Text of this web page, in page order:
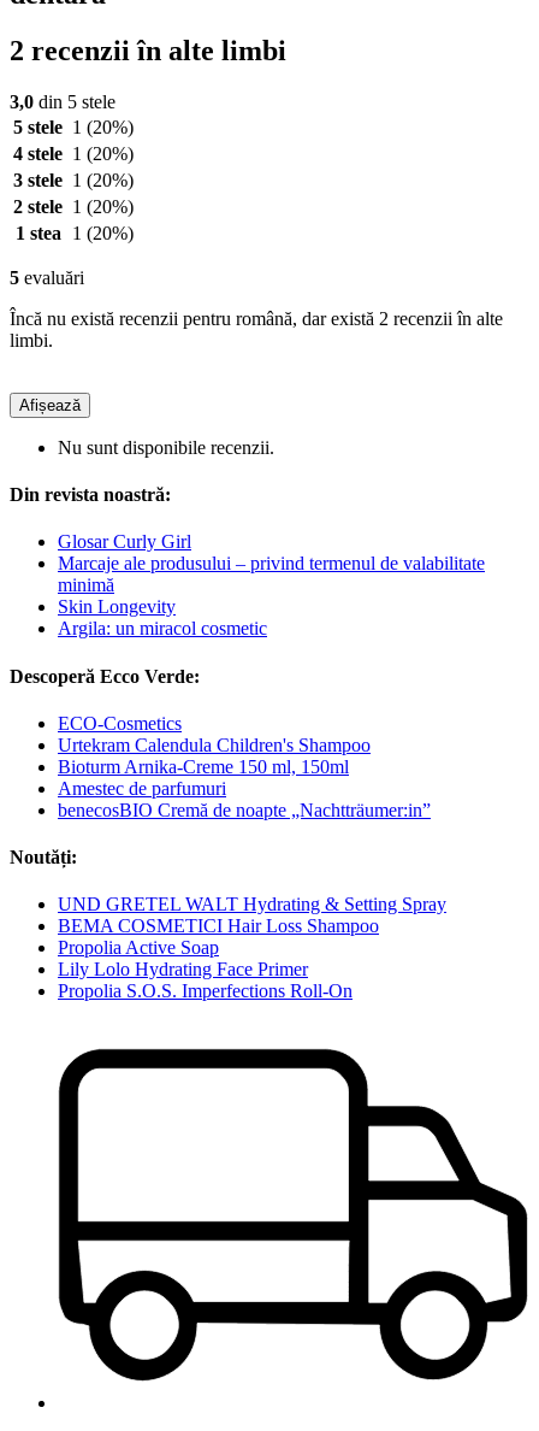
2 recenzii în alte limbi
3,0 din 5 stele
5 stele 1 (20%)
4 stele 1 (20%)
3 stele 1 (20%)
2 stele 1 (20%)
1 stea
1 (20%)
5 evaluări
Încă nu există recenzii pentru română, dar există 2 recenzii în alte
limbi.
Afișează
Nu sunt disponibile recenzii.
Din revista noastră:
Glosar Curly Girl
Marcaje ale produsului – privind termenul de valabilitate
minimă
Skin Longevity
Argila: un miracol cosmetic
Descoperă Ecco Verde:
ECO-Cosmetics
Urtekram Calendula Children's Shampoo
Bioturm Arnika-Creme 150 ml, 150ml
Amestec de parfumuri
benecosBIO Cremă de noapte „Nachtträumer:in”
Noutăți:
UND GRETEL WALT Hydrating & Setting Spray
BEMA COSMETICI Hair Loss Shampoo
Propolia Active Soap
Lily Lolo Hydrating Face Primer
Propolia S.O.S. Imperfections Roll-On